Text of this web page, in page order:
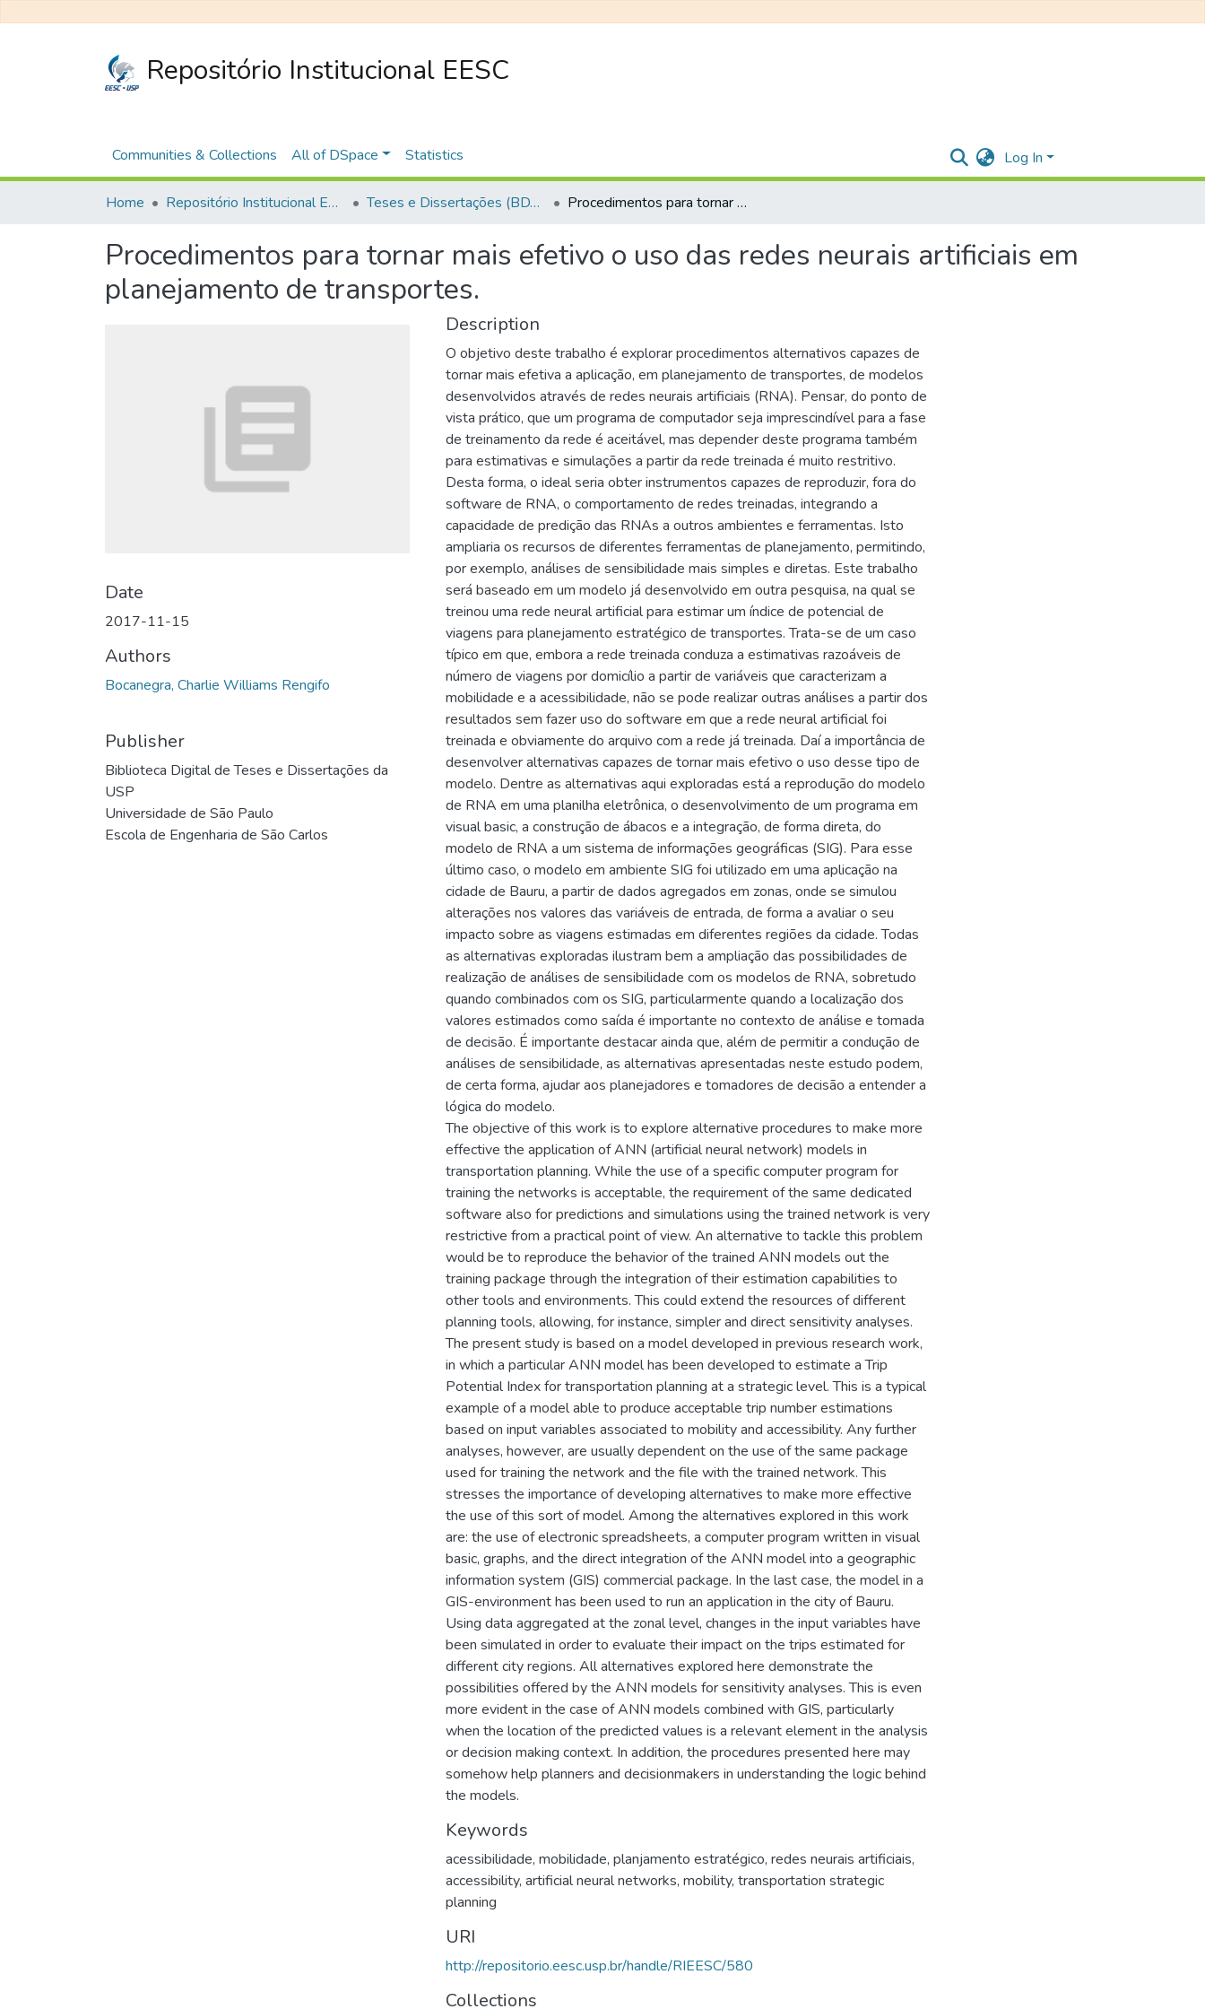
Repositório Institucional EESC
Communities & Collections All of DSpace Statistics Log In
Home Repositório Institucional EESC Teses e Dissertações (BDTD USP) Procedimentos para tornar mais efetivo o uso das redes neurais artificiais em planejamento de transportes.
Procedimentos para tornar mais efetivo o uso das redes neurais artificiais em
planejamento de transportes.
Date
2017-11-15
Authors
Bocanegra, Charlie Williams Rengifo
Publisher
Biblioteca Digital de Teses e Dissertações da
USP
Universidade de São Paulo
Escola de Engenharia de São Carlos
Description
O objetivo deste trabalho é explorar procedimentos alternativos capazes de
tornar mais efetiva a aplicação, em planejamento de transportes, de modelos
desenvolvidos através de redes neurais artificiais (RNA). Pensar, do ponto de
vista prático, que um programa de computador seja imprescindível para a fase
de treinamento da rede é aceitável, mas depender deste programa também
para estimativas e simulações a partir da rede treinada é muito restritivo.
Desta forma, o ideal seria obter instrumentos capazes de reproduzir, fora do
software de RNA, o comportamento de redes treinadas, integrando a
capacidade de predição das RNAs a outros ambientes e ferramentas. Isto
ampliaria os recursos de diferentes ferramentas de planejamento, permitindo,
por exemplo, análises de sensibilidade mais simples e diretas. Este trabalho
será baseado em um modelo já desenvolvido em outra pesquisa, na qual se
treinou uma rede neural artificial para estimar um índice de potencial de
viagens para planejamento estratégico de transportes. Trata-se de um caso
típico em que, embora a rede treinada conduza a estimativas razoáveis de
número de viagens por domicílio a partir de variáveis que caracterizam a
mobilidade e a acessibilidade, não se pode realizar outras análises a partir dos
resultados sem fazer uso do software em que a rede neural artificial foi
treinada e obviamente do arquivo com a rede já treinada. Daí a importância de
desenvolver alternativas capazes de tornar mais efetivo o uso desse tipo de
modelo. Dentre as alternativas aqui exploradas está a reprodução do modelo
de RNA em uma planilha eletrônica, o desenvolvimento de um programa em
visual basic, a construção de ábacos e a integração, de forma direta, do
modelo de RNA a um sistema de informações geográficas (SIG). Para esse
último caso, o modelo em ambiente SIG foi utilizado em uma aplicação na
cidade de Bauru, a partir de dados agregados em zonas, onde se simulou
alterações nos valores das variáveis de entrada, de forma a avaliar o seu
impacto sobre as viagens estimadas em diferentes regiões da cidade. Todas
as alternativas exploradas ilustram bem a ampliação das possibilidades de
realização de análises de sensibilidade com os modelos de RNA, sobretudo
quando combinados com os SIG, particularmente quando a localização dos
valores estimados como saída é importante no contexto de análise e tomada
de decisão. É importante destacar ainda que, além de permitir a condução de
análises de sensibilidade, as alternativas apresentadas neste estudo podem,
de certa forma, ajudar aos planejadores e tomadores de decisão a entender a
lógica do modelo.
The objective of this work is to explore alternative procedures to make more
effective the application of ANN (artificial neural network) models in
transportation planning. While the use of a specific computer program for
training the networks is acceptable, the requirement of the same dedicated
software also for predictions and simulations using the trained network is very
restrictive from a practical point of view. An alternative to tackle this problem
would be to reproduce the behavior of the trained ANN models out the
training package through the integration of their estimation capabilities to
other tools and environments. This could extend the resources of different
planning tools, allowing, for instance, simpler and direct sensitivity analyses.
The present study is based on a model developed in previous research work,
in which a particular ANN model has been developed to estimate a Trip
Potential Index for transportation planning at a strategic level. This is a typical
example of a model able to produce acceptable trip number estimations
based on input variables associated to mobility and accessibility. Any further
analyses, however, are usually dependent on the use of the same package
used for training the network and the file with the trained network. This
stresses the importance of developing alternatives to make more effective
the use of this sort of model. Among the alternatives explored in this work
are: the use of electronic spreadsheets, a computer program written in visual
basic, graphs, and the direct integration of the ANN model into a geographic
information system (GIS) commercial package. In the last case, the model in a
GIS-environment has been used to run an application in the city of Bauru.
Using data aggregated at the zonal level, changes in the input variables have
been simulated in order to evaluate their impact on the trips estimated for
different city regions. All alternatives explored here demonstrate the
possibilities offered by the ANN models for sensitivity analyses. This is even
more evident in the case of ANN models combined with GIS, particularly
when the location of the predicted values is a relevant element in the analysis
or decision making context. In addition, the procedures presented here may
somehow help planners and decisionmakers in understanding the logic behind
the models.
Keywords
acessibilidade, mobilidade, planjamento estratégico, redes neurais artificiais,
accessibility, artificial neural networks, mobility, transportation strategic
planning
URI
http://repositorio.eesc.usp.br/handle/RIEESC/580
Collections